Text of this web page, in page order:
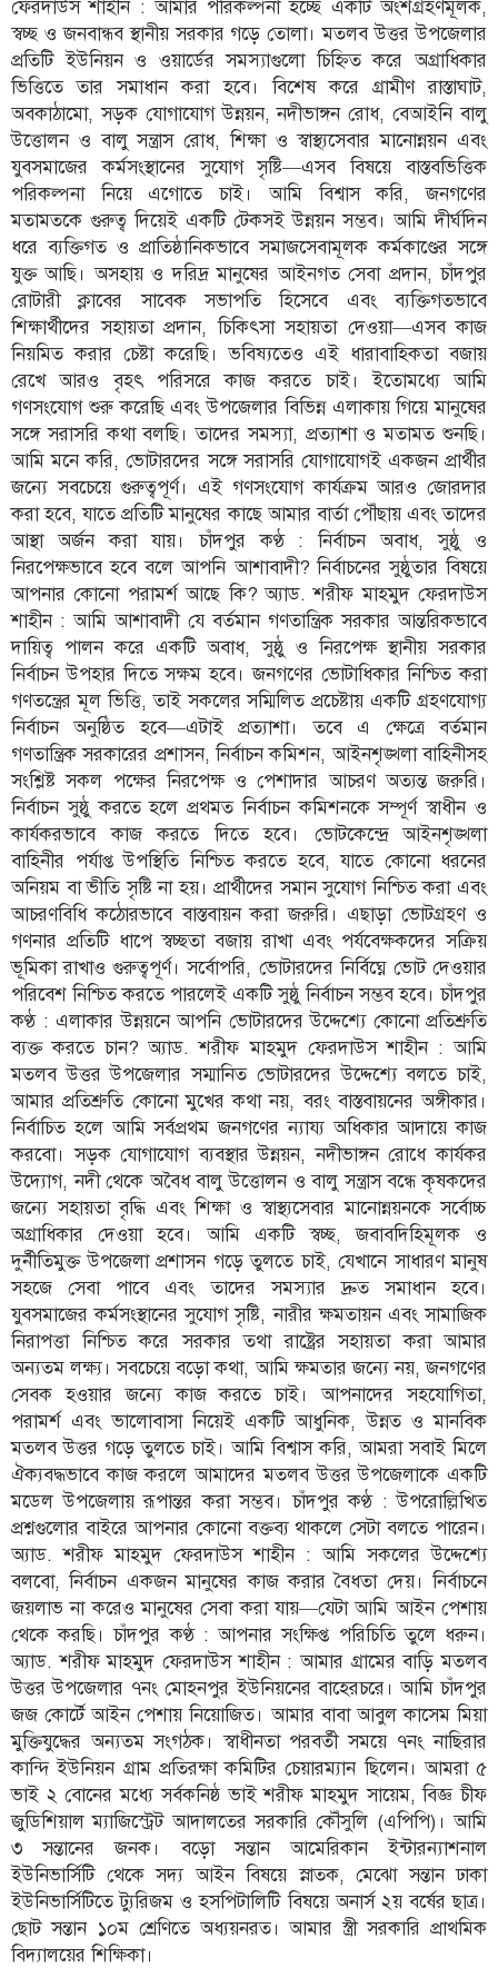
ফেরদাউস শাহীন : আমার পরিকল্পনা হচ্ছে একটি অংশগ্রহণমূলক,
স্বচ্ছ ও জনবান্ধব স্থানীয় সরকার গড়ে তোলা। মতলব উত্তর উপজেলার
প্রতিটি ইউনিয়ন ও ওয়ার্ডের সমস্যাগুলো চিহ্নিত করে অগ্রাধিকার
ভিত্তিতে তার সমাধান করা হবে। বিশেষ করে গ্রামীণ রাস্তাঘাট,
অবকাঠামো, সড়ক যোগাযোগ উন্নয়ন, নদীভাঙ্গন রোধ, বেআইনি বালু
উত্তোলন ও বালু সন্ত্রাস রোধ, শিক্ষা ও স্বাস্থ্যসেবার মানোন্নয়ন এবং
যুবসমাজের কর্মসংস্থানের সুযোগ সৃষ্টি—এসব বিষয়ে বাস্তবভিত্তিক
পরিকল্পনা নিয়ে এগোতে চাই। আমি বিশ্বাস করি, জনগণের
মতামতকে গুরুত্ব দিয়েই একটি টেকসই উন্নয়ন সম্ভব। আমি দীর্ঘদিন
ধরে ব্যক্তিগত ও প্রাতিষ্ঠানিকভাবে সমাজসেবামূলক কর্মকাণ্ডের সঙ্গে
যুক্ত আছি। অসহায় ও দরিদ্র মানুষের আইনগত সেবা প্রদান, চাঁদপুর
রোটারী ক্লাবের সাবেক সভাপতি হিসেবে এবং ব্যক্তিগতভাবে
শিক্ষার্থীদের সহায়তা প্রদান, চিকিৎসা সহায়তা দেওয়া—এসব কাজ
নিয়মিত করার চেষ্টা করেছি। ভবিষ্যতেও এই ধারাবাহিকতা বজায়
রেখে আরও বৃহৎ পরিসরে কাজ করতে চাই। ইতোমধ্যে আমি
গণসংযোগ শুরু করেছি এবং উপজেলার বিভিন্ন এলাকায় গিয়ে মানুষের
সঙ্গে সরাসরি কথা বলছি। তাদের সমস্যা, প্রত্যাশা ও মতামত শুনছি।
আমি মনে করি, ভোটারদের সঙ্গে সরাসরি যোগাযোগই একজন প্রার্থীর
জন্যে সবচেয়ে গুরুত্বপূর্ণ। এই গণসংযোগ কার্যক্রম আরও জোরদার
করা হবে, যাতে প্রতিটি মানুষের কাছে আমার বার্তা পৌঁছায় এবং তাদের
আস্থা অর্জন করা যায়। চাঁদপুর কণ্ঠ : নির্বাচন অবাধ, সুষ্ঠু ও
নিরপেক্ষভাবে হবে বলে আপনি আশাবাদী? নির্বাচনের সুষ্ঠুতার বিষয়ে
আপনার কোনো পরামর্শ আছে কি? অ্যাড. শরীফ মাহমুদ ফেরদাউস
শাহীন : আমি আশাবাদী যে বর্তমান গণতান্ত্রিক সরকার আন্তরিকভাবে
দায়িত্ব পালন করে একটি অবাধ, সুষ্ঠু ও নিরপেক্ষ স্থানীয় সরকার
নির্বাচন উপহার দিতে সক্ষম হবে। জনগণের ভোটাধিকার নিশ্চিত করা
গণতন্ত্রের মূল ভিত্তি, তাই সকলের সম্মিলিত প্রচেষ্টায় একটি গ্রহণযোগ্য
নির্বাচন অনুষ্ঠিত হবে—এটাই প্রত্যাশা। তবে এ ক্ষেত্রে বর্তমান
গণতান্ত্রিক সরকারের প্রশাসন, নির্বাচন কমিশন, আইনশৃঙ্খলা বাহিনীসহ
সংশ্লিষ্ট সকল পক্ষের নিরপেক্ষ ও পেশাদার আচরণ অত্যন্ত জরুরি।
নির্বাচন সুষ্ঠু করতে হলে প্রথমত নির্বাচন কমিশনকে সম্পূর্ণ স্বাধীন ও
কার্যকরভাবে কাজ করতে দিতে হবে। ভোটকেন্দ্রে আইনশৃঙ্খলা
বাহিনীর পর্যাপ্ত উপস্থিতি নিশ্চিত করতে হবে, যাতে কোনো ধরনের
অনিয়ম বা ভীতি সৃষ্টি না হয়। প্রার্থীদের সমান সুযোগ নিশ্চিত করা এবং
আচরণবিধি কঠোরভাবে বাস্তবায়ন করা জরুরি। এছাড়া ভোটগ্রহণ ও
গণনার প্রতিটি ধাপে স্বচ্ছতা বজায় রাখা এবং পর্যবেক্ষকদের সক্রিয়
ভূমিকা রাখাও গুরুত্বপূর্ণ। সর্বোপরি, ভোটারদের নির্বিঘ্নে ভোট দেওয়ার
পরিবেশ নিশ্চিত করতে পারলেই একটি সুষ্ঠু নির্বাচন সম্ভব হবে। চাঁদপুর
কণ্ঠ : এলাকার উন্নয়নে আপনি ভোটারদের উদ্দেশ্যে কোনো প্রতিশ্রুতি
ব্যক্ত করতে চান? অ্যাড. শরীফ মাহমুদ ফেরদাউস শাহীন : আমি
মতলব উত্তর উপজেলার সম্মানিত ভোটারদের উদ্দেশ্যে বলতে চাই,
আমার প্রতিশ্রুতি কোনো মুখের কথা নয়, বরং বাস্তবায়নের অঙ্গীকার।
নির্বাচিত হলে আমি সর্বপ্রথম জনগণের ন্যায্য অধিকার আদায়ে কাজ
করবো। সড়ক যোগাযোগ ব্যবস্থার উন্নয়ন, নদীভাঙ্গন রোধে কার্যকর
উদ্যোগ, নদী থেকে অবৈধ বালু উত্তোলন ও বালু সন্ত্রাস বন্ধে কৃষকদের
জন্যে সহায়তা বৃদ্ধি এবং শিক্ষা ও স্বাস্থ্যসেবার মানোন্নয়নকে সর্বোচ্চ
অগ্রাধিকার দেওয়া হবে। আমি একটি স্বচ্ছ, জবাবদিহিমূলক ও
দুর্নীতিমুক্ত উপজেলা প্রশাসন গড়ে তুলতে চাই, যেখানে সাধারণ মানুষ
সহজে সেবা পাবে এবং তাদের সমস্যার দ্রুত সমাধান হবে।
যুবসমাজের কর্মসংস্থানের সুযোগ সৃষ্টি, নারীর ক্ষমতায়ন এবং সামাজিক
নিরাপত্তা নিশ্চিত করে সরকার তথা রাষ্ট্রের সহায়তা করা আমার
অন্যতম লক্ষ্য। সবচেয়ে বড়ো কথা, আমি ক্ষমতার জন্যে নয়, জনগণের
সেবক হওয়ার জন্যে কাজ করতে চাই। আপনাদের সহযোগিতা,
পরামর্শ এবং ভালোবাসা নিয়েই একটি আধুনিক, উন্নত ও মানবিক
মতলব উত্তর গড়ে তুলতে চাই। আমি বিশ্বাস করি, আমরা সবাই মিলে
ঐক্যবদ্ধভাবে কাজ করলে আমাদের মতলব উত্তর উপজেলাকে একটি
মডেল উপজেলায় রূপান্তর করা সম্ভব। চাঁদপুর কণ্ঠ : উপরোল্লিখিত
প্রশ্নগুলোর বাইরে আপনার কোনো বক্তব্য থাকলে সেটা বলতে পারেন।
অ্যাড. শরীফ মাহমুদ ফেরদাউস শাহীন : আমি সকলের উদ্দেশ্যে
বলবো, নির্বাচন একজন মানুষের কাজ করার বৈধতা দেয়। নির্বাচনে
জয়লাভ না করেও মানুষের সেবা করা যায়—যেটা আমি আইন পেশায়
থেকে করছি। চাঁদপুর কণ্ঠ : আপনার সংক্ষিপ্ত পরিচিতি তুলে ধরুন।
অ্যাড. শরীফ মাহমুদ ফেরদাউস শাহীন : আমার গ্রামের বাড়ি মতলব
উত্তর উপজেলার ৭নং মোহনপুর ইউনিয়নের বাহেরচরে। আমি চাঁদপুর
জজ কোর্টে আইন পেশায় নিয়োজিত। আমার বাবা আবুল কাসেম মিয়া
মুক্তিযুদ্ধের অন্যতম সংগঠক। স্বাধীনতা পরবর্তী সময়ে ৭নং নাছিরার
কান্দি ইউনিয়ন গ্রাম প্রতিরক্ষা কমিটির চেয়ারম্যান ছিলেন। আমরা ৫
ভাই ২ বোনের মধ্যে সর্বকনিষ্ঠ ভাই শরীফ মাহমুদ সায়েম, বিজ্ঞ চীফ
জুডিশিয়াল ম্যাজিস্ট্রেট আদালতের সরকারি কৌঁসুলি (এপিপি)। আমি
৩ সন্তানের জনক। বড়ো সন্তান আমেরিকান ইন্টারন্যাশনাল
ইউনিভার্সিটি থেকে সদ্য আইন বিষয়ে স্নাতক, মেঝো সন্তান ঢাকা
ইউনিভার্সিটিতে ট্যুরিজম ও হসপিটালিটি বিষয়ে অনার্স ২য় বর্ষের ছাত্র।
ছোট সন্তান ১০ম শ্রেণিতে অধ্যয়নরত। আমার স্ত্রী সরকারি প্রাথমিক
বিদ্যালয়ের শিক্ষিকা।